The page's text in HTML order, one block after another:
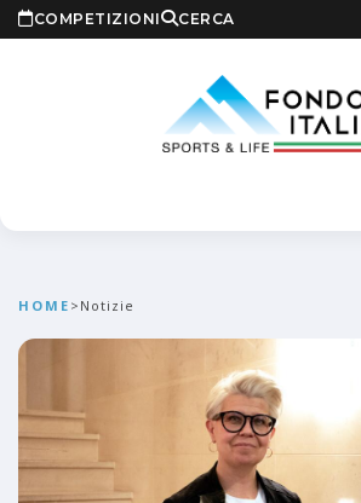
COMPETIZIONI CERCA
HOME > Notizie